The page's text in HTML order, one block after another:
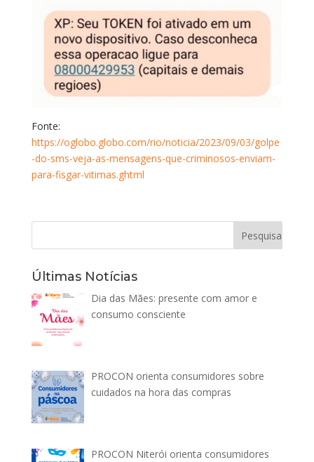
Fonte:
https://oglobo.globo.com/rio/noticia/2023/09/03/golpe
-do-sms-veja-as-mensagens-que-criminosos-enviam-
para-fisgar-vitimas.ghtml
Últimas Notícias
Dia das Mães: presente com amor e
consumo consciente
PROCON orienta consumidores sobre
cuidados na hora das compras
PROCON Niterói orienta consumidores